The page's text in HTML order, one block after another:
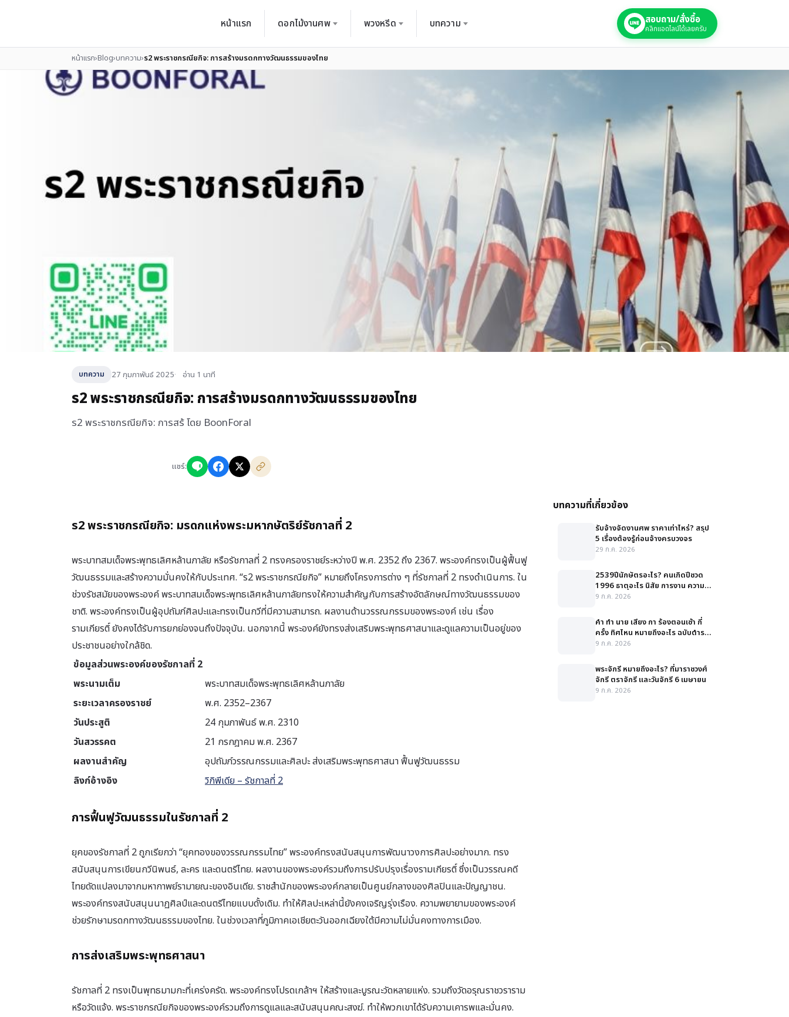
หน้าแรก ดอกไม้งานศพ พวงหรีด บทความ สอบถาม/สั่งซื้อ
คลิกแอดไลน์ได้เลยครับ
หน้าแรก›Blog›บทความ›ร2 พระราชกรณียกิจ: การสร้างมรดกทางวัฒนธรรมของไทย
บทความ 27 กุมภาพันธ์ 2025 อ่าน 1 นาที
ร2 พระราชกรณียกิจ: การสร้างมรดกทางวัฒนธรรมของไทย
ร2 พระราชกรณียกิจ: การสร้ โดย BoonForal
แชร์:
ร2 พระราชกรณียกิจ: มรดกแห่งพระมหากษัตริย์รัชกาลที่ 2
พระบาทสมเด็จพระพุทธเลิศหล้านภาลัย หรือรัชกาลที่ 2 ทรงครองราชย์ระหว่างปี พ.ศ. 2352 ถึง 2367. พระองค์ทรงเป็นผู้ฟื้นฟู
วัฒนธรรมและสร้างความมั่นคงให้กับประเทศ. “ร2 พระราชกรณียกิจ” หมายถึงโครงการต่าง ๆ ที่รัชกาลที่ 2 ทรงดำเนินการ. ใน
ช่วงรัชสมัยของพระองค์ พระบาทสมเด็จพระพุทธเลิศหล้านภาลัยทรงให้ความสำคัญกับการสร้างอัตลักษณ์ทางวัฒนธรรมของ
ชาติ. พระองค์ทรงเป็นผู้อุปถัมภ์ศิลปะและทรงเป็นกวีที่มีความสามารถ. ผลงานด้านวรรณกรรมของพระองค์ เช่น เรื่อง
รามเกียรติ์ ยังคงได้รับการยกย่องจนถึงปัจจุบัน. นอกจากนี้ พระองค์ยังทรงส่งเสริมพระพุทธศาสนาและดูแลความเป็นอยู่ของ
ประชาชนอย่างใกล้ชิด.
ข้อมูลส่วนพระองค์ของรัชกาลที่ 2
พระนามเต็ม
พระบาทสมเด็จพระพุทธเลิศหล้านภาลัย
ระยะเวลาครองราชย์
พ.ศ. 2352–2367
วันประสูติ
24 กุมภาพันธ์ พ.ศ. 2310
วันสวรรคต
21 กรกฎาคม พ.ศ. 2367
ผลงานสำคัญ
อุปถัมภ์วรรณกรรมและศิลปะ ส่งเสริมพระพุทธศาสนา ฟื้นฟูวัฒนธรรม
ลิงก์อ้างอิง
วิกิพีเดีย – รัชกาลที่ 2
การฟื้นฟูวัฒนธรรมในรัชกาลที่ 2
ยุคของรัชกาลที่ 2 ถูกเรียกว่า “ยุคทองของวรรณกรรมไทย” พระองค์ทรงสนับสนุนการพัฒนาวงการศิลปะอย่างมาก. ทรง
สนับสนุนการเขียนกวีนิพนธ์, ละคร และดนตรีไทย. ผลงานของพระองค์รวมถึงการปรับปรุงเรื่องรามเกียรติ์ ซึ่งเป็นวรรณคดี
ไทยดัดแปลงมาจากมหากาพย์รามายณะของอินเดีย. ราชสำนักของพระองค์กลายเป็นศูนย์กลางของศิลปินและปัญญาชน.
พระองค์ทรงสนับสนุนนาฏศิลป์และดนตรีไทยแบบดั้งเดิม. ทำให้ศิลปะเหล่านี้ยังคงเจริญรุ่งเรือง. ความพยายามของพระองค์
ช่วยรักษามรดกทางวัฒนธรรมของไทย. ในช่วงเวลาที่ภูมิภาคเอเชียตะวันออกเฉียงใต้มีความไม่มั่นคงทางการเมือง.
การส่งเสริมพระพุทธศาสนา
รัชกาลที่ 2 ทรงเป็นพุทธมามกะที่เคร่งครัด. พระองค์ทรงโปรดเกล้าฯ ให้สร้างและบูรณะวัดหลายแห่ง. รวมถึงวัดอรุณราชวราราม
หรือวัดแจ้ง. พระราชกรณียกิจของพระองค์รวมถึงการดูแลและสนับสนุนคณะสงฆ์. ทำให้พวกเขาได้รับความเคารพและมั่นคง.
บทความที่เกี่ยวข้อง
รับจ้างจัดงานศพ ราคาเท่าไหร่? สรุป
5 เรื่องต้องรู้ก่อนจ้างครบวงจร
29 ก.ค. 2026
2539ปีนักษัตรอะไร? คนเกิดปีชวด
1996 ธาตุอะไร นิสัย การงาน ความ
รัก สีมงคล
9 ก.ค. 2026
คํา ทํา นาย เสียง กา ร้องตอนเช้า กี่
ครั้ง ทิศไหน หมายถึงอะไร ฉบับตำรา
ละเอียด
9 ก.ค. 2026
พระจักรี หมายถึงอะไร? ที่มาราชวงศ์
จักรี ตราจักรี และวันจักรี 6 เมษายน
9 ก.ค. 2026